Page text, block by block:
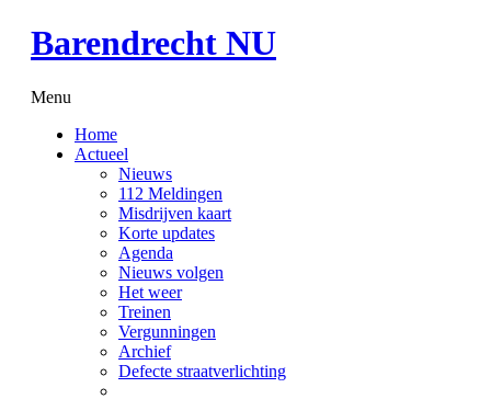
Barendrecht NU
Menu
Home
Actueel
Nieuws
112 Meldingen
Misdrijven kaart
Korte updates
Agenda
Nieuws volgen
Het weer
Treinen
Vergunningen
Archief
Defecte straatverlichting